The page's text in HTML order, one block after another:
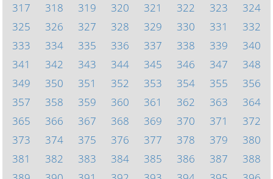
317
318 319 320 321 322 323
324
325
326 327 328 329 330 331
332
333
334 335 336 337 338 339
340
341
342 343 344 345 346 347
348
349
350 351 352 353 354 355
356
357
358 359 360 361 362 363
364
365
366 367 368 369 370 371
372
373
374 375 376 377 378 379
380
381
382 383 384 385 386 387
388